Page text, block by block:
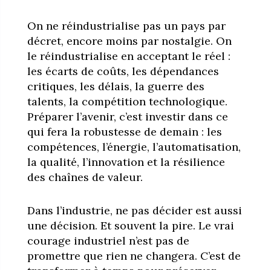
On ne réindustrialise pas un pays par
décret, encore moins par nostalgie. On
le réindustrialise en acceptant le réel :
les écarts de coûts, les dépendances
critiques, les délais, la guerre des
talents, la compétition technologique.
Préparer l’avenir, c’est investir dans ce
qui fera la robustesse de demain : les
compétences, l’énergie, l’automatisation,
la qualité, l’innovation et la résilience
des chaînes de valeur.
Dans l’industrie, ne pas décider est aussi
une décision. Et souvent la pire. Le vrai
courage industriel n’est pas de
promettre que rien ne changera. C’est de